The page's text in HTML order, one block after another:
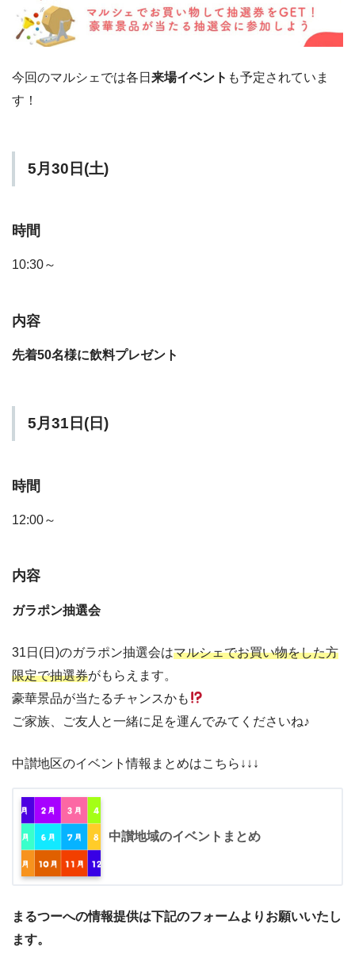
今回のマルシェでは各日 来場イベント も予定されていま
す！
5月30日(土)
時間
10:30～
内容
先着50名様に飲料プレゼント
5月31日(日)
時間
12:00～
内容
ガラポン抽選会
31日(日)のガラポン抽選会はマルシェでお買い物をした方
限定で抽選券がもらえます。
豪華景品が当たるチャンスかも
ご家族、ご友人と一緒に足を運んでみてくださいね♪
中讃地区のイベント情報まとめはこちら↓↓↓
中讃地域のイベントまとめ
まるつーへの情報提供は下記のフォームよりお願いいたし
ます。